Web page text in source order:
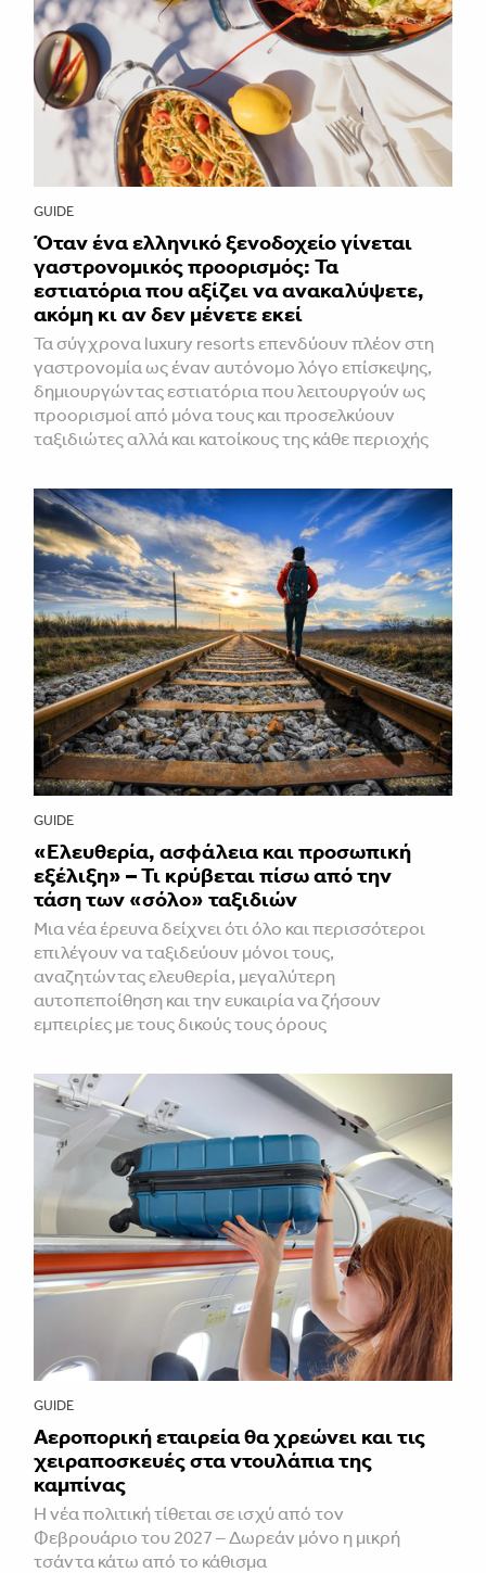
GUIDE
Όταν ένα ελληνικό ξενοδοχείο γίνεται
γαστρονομικός προορισμός: Τα
εστιατόρια που αξίζει να ανακαλύψετε,
ακόμη κι αν δεν μένετε εκεί
Τα σύγχρονα luxury resorts επενδύουν πλέον στη
γαστρονομία ως έναν αυτόνομο λόγο επίσκεψης,
δημιουργώντας εστιατόρια που λειτουργούν ως
προορισμοί από μόνα τους και προσελκύουν
ταξιδιώτες αλλά και κατοίκους της κάθε περιοχής
GUIDE
«Ελευθερία, ασφάλεια και προσωπική
εξέλιξη» – Τι κρύβεται πίσω από την
τάση των «σόλο» ταξιδιών
Μια νέα έρευνα δείχνει ότι όλο και περισσότεροι
επιλέγουν να ταξιδεύουν μόνοι τους,
αναζητώντας ελευθερία, μεγαλύτερη
αυτοπεποίθηση και την ευκαιρία να ζήσουν
εμπειρίες με τους δικούς τους όρους
GUIDE
Αεροπορική εταιρεία θα χρεώνει και τις
χειραποσκευές στα ντουλάπια της
καμπίνας
Η νέα πολιτική τίθεται σε ισχύ από τον
Φεβρουάριο του 2027 – Δωρεάν μόνο η μικρή
τσάντα κάτω από το κάθισμα